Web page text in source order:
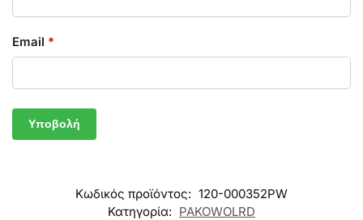
Email *
Κωδικός προϊόντος: 120-000352PW
Κατηγορία: PAKOWOLRD